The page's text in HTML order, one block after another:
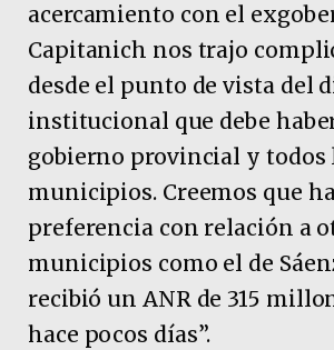
acercamiento con el
Capitanich nos trajo
desde el punto de vista del
institucional que debe
gobierno provincial y todos
municipios. Creemos que
preferencia con relación a
municipios como el de
recibió un ANR de 315
hace pocos días”.